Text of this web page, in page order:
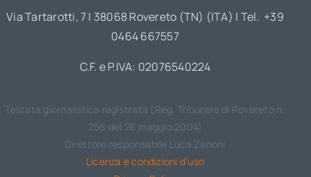
Via Tartarotti, 7 | 38068 Rovereto (TN) (ITA) | Tel. +39
0464 667557
C.F. e P.IVA: 02076540224
Testata giornalistica registrata (Reg. Tribunale di Rovereto n.
256 del 26 maggio 2004)
Direttore responsabile Luca Zanoni
Licenza e condizioni d’uso